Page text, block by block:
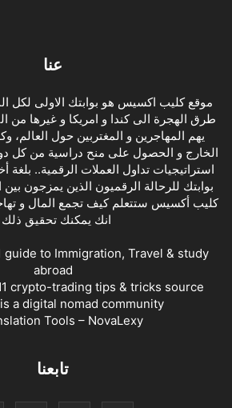
عنا
موقع كليب اكسيس هو بوابتك الاولى لكل
طرق الهجرة الى كندا و امريكا و غيرها من
يهم المهاجرين و المغتربين حول العالم،
الخارج و الحصول على منح دراسية من كل
استراتيجيات تداول العملات الرقمية..
بوابتك للرحالة الرقميون الذين يمزجون
كليب أكسيس ستتعلم كيف تجمع المال و
انك يمكنك تحقيق
guide to Immigration, Travel & study
abroad
crypto-trading tips & tricks source
a digital nomad community
Tools – NovaLexy
تابعنا